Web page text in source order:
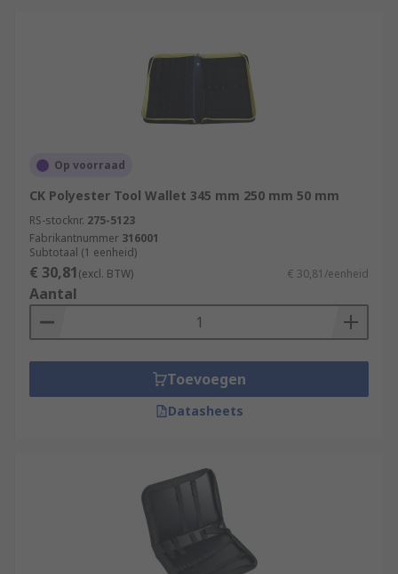
Op voorraad
CK Polyester Tool Wallet 345 mm 250 mm 50 mm
RS-stocknr. 275-5123
Fabrikantnummer 316001
Subtotaal (1 eenheid)
€ 30,81(excl. BTW) € 30,81/eenheid
Aantal
Toevoegen
Datasheets